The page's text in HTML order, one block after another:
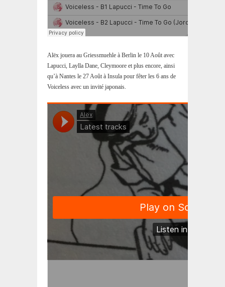
Alëx jouera au Griessmuehle à Berlin le 10 Août avec
Lapucci, Laylla Dane, Cleymoore et plus encore, ainsi
qu’à Nantes le 27 Août à Insula pour fêter les 6 ans de
Voiceless avec un invité japonais.